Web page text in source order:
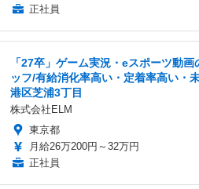
正社員
「27卒」ゲーム実況・eスポーツ動画
ッフ/有給消化率高い・定着率高い・
港区芝浦3丁目
株式会社ELM
東京都
月給26万200円～32万円
正社員